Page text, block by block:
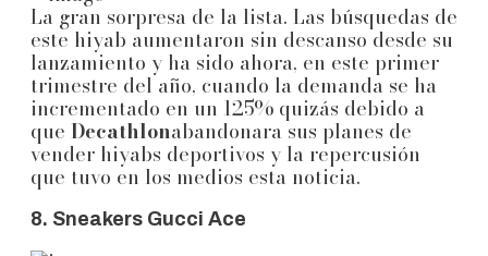
La gran sorpresa de la lista. Las búsquedas de
este hiyab aumentaron sin descanso desde su
lanzamiento y ha sido ahora, en este primer
trimestre del año, cuando la demanda se ha
incrementado en un 125% quizás debido a
que Decathlonabandonara sus planes de
vender hiyabs deportivos y la repercusión
que tuvo en los medios esta noticia.
8. Sneakers Gucci Ace